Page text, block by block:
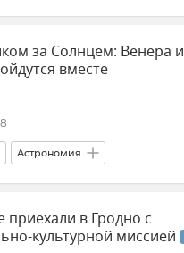
Таможня Фрукты
за Солнцем: Венера и
вместе
Астрономия
земной физики
исследований
в Гродно с
культурной миссией